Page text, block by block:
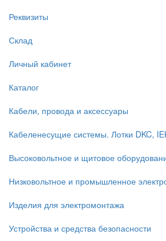
Реквизиты
Склад
Личный кабинет
Каталог
Кабели, провода и аксессуары
Кабеленесущие системы. Лотки DKC,
Высоковольтное и щитовое
Низковольтное и промышленное
Изделия для электромонтажа
Устройства и средства безопасности